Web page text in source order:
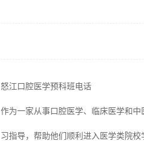
怒江口腔医学预科班电话
作为一家从事口腔医学、临床医学和
习指导，帮助他们顺利进入医学类院